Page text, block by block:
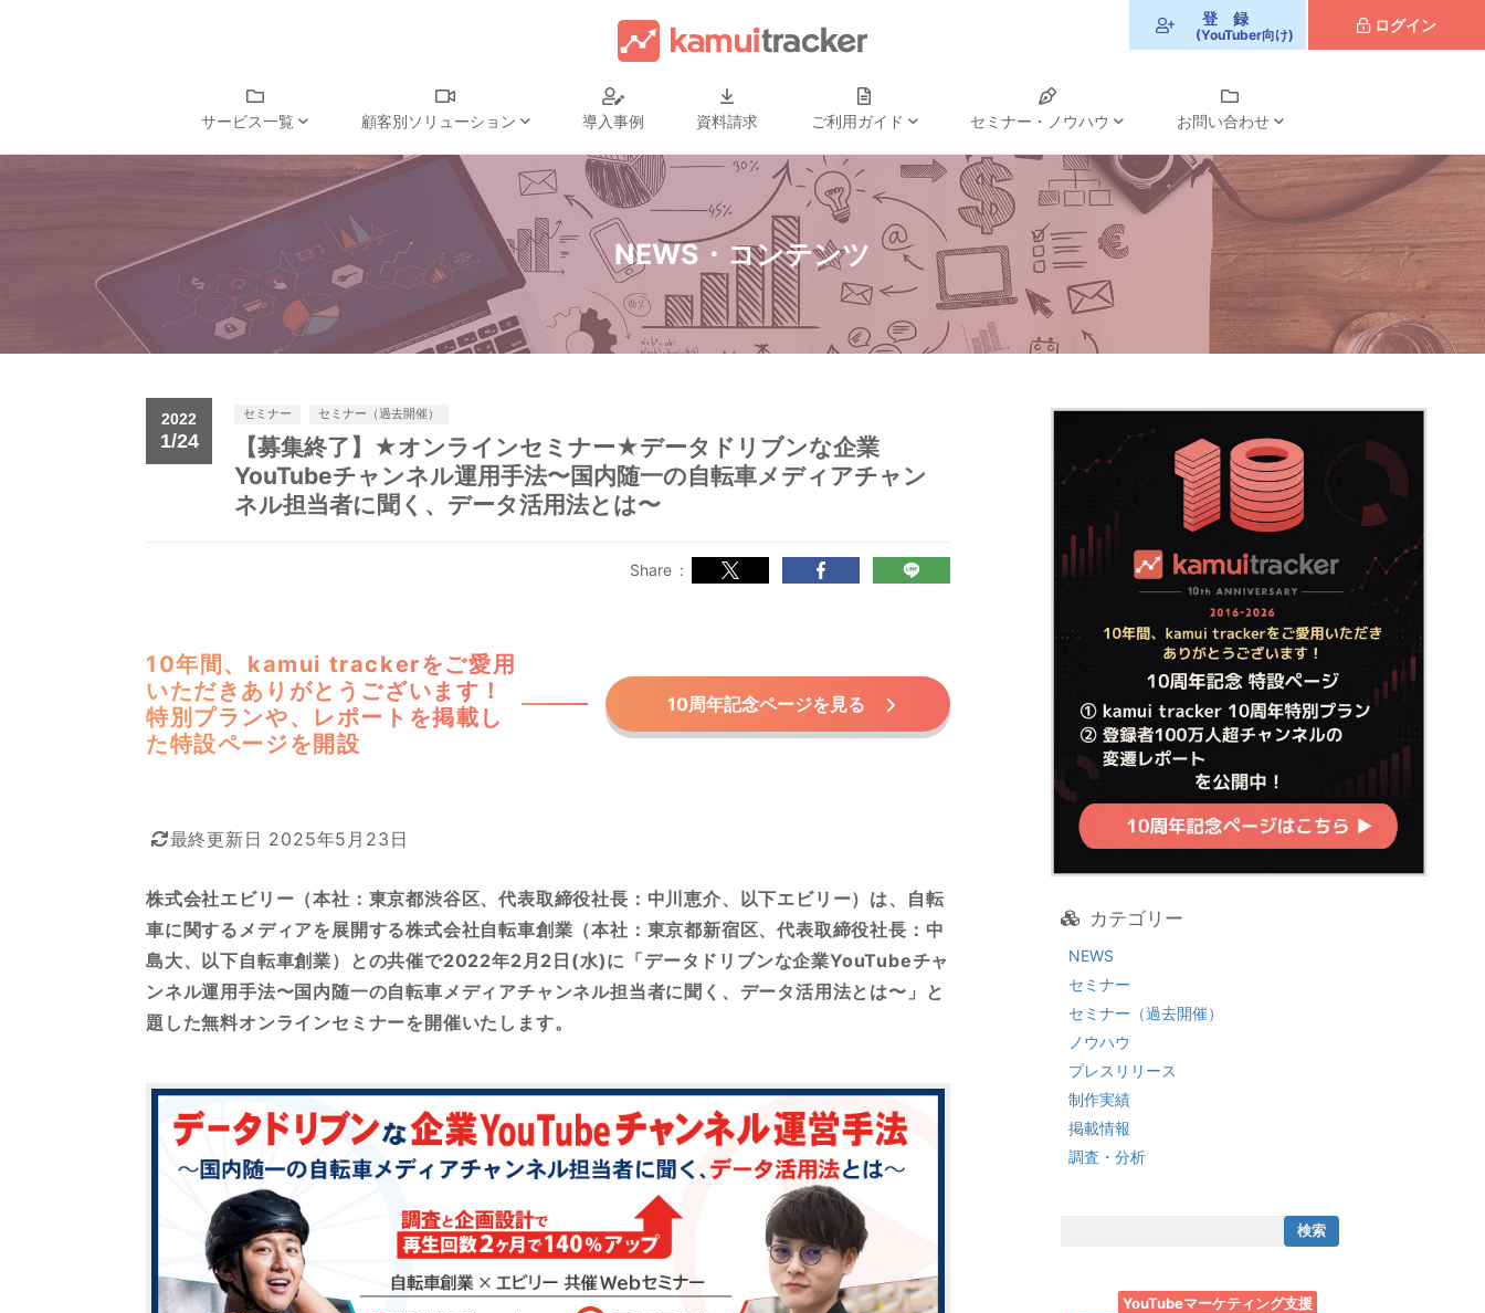
サービス一覧 顧客別ソリューション 導入事例 資料請求 ご利用ガイド セミナー・ノウハウ お問い合わせ
登 録
(YouTuber向け)
ログイン
NEWS・コンテンツ
2022
1/24
セミナー セミナー（過去開催）
【募集終了】★オンラインセミナー★データドリブンな企業
YouTubeチャンネル運用手法〜国内随一の自転車メディアチャン
ネル担当者に聞く、データ活用法とは〜
Share
10年間、kamui trackerをご愛用
いただきありがとうございます！
特別プランや、レポートを掲載し
た特設ページを開設
10周年記念ページを見る
最終更新日 2025年5月23日
株式会社エビリー（本社：東京都渋谷区、代表取締役社長：中川恵介、以下エビリー）は、自転
車に関するメディアを展開する株式会社自転車創業（本社：東京都新宿区、代表取締役社長：中
島大、以下自転車創業）との共催で2022年2月2日(水)に「データドリブンな企業YouTubeチャ
ンネル運用手法〜国内随一の自転車メディアチャンネル担当者に聞く、データ活用法とは〜」と
題した無料オンラインセミナーを開催いたします。
カテゴリー
NEWS
セミナー
セミナー（過去開催）
ノウハウ
プレスリリース
制作実績
掲載情報
調査・分析
YouTubeマーケティング支援
チャンネル運用サービス
コンサルティングサービス
顧客別ソリューション
広告主・広告代理店の方へ
YouTuber事務所の方へ
資料請求
ご利用ガイド
セミナー・ノウハウ
登